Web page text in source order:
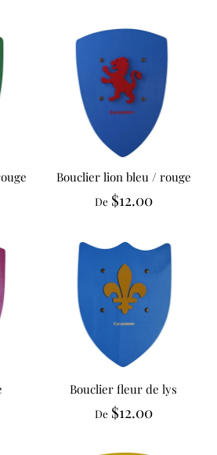
Bouclier lion bleu / rouge
De $12.00
Bouclier fleur de lys
De $12.00